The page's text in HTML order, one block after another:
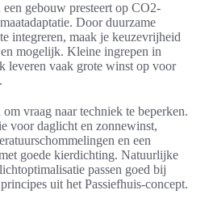
gebouw presteert op CO2-
Door duurzame
integreren, maak je keuzevrijheid
mogelijk. Kleine ingrepen in
leveren vaak grote winst op voor
vraag naar techniek te beperken.
voor daglicht en zonnewinst,
en een
goede kierdichting. Natuurlijke
passen goed bij
uit het Passiefhuis-concept.